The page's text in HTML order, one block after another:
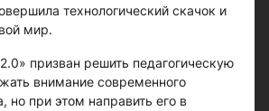
технологический скачок и
мир.
призван решить педагогическую
внимание современного
но при этом направить его в